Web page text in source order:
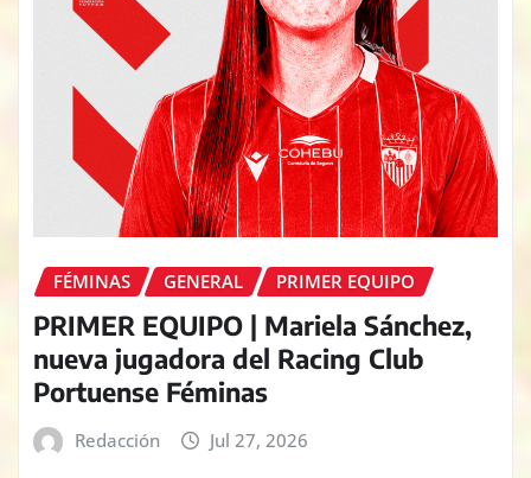
FÉMINAS GENERAL PRIMER EQUIPO
PRIMER EQUIPO | Mariela Sánchez,
nueva jugadora del Racing Club
Portuense Féminas
Redacción Jul 27, 2026